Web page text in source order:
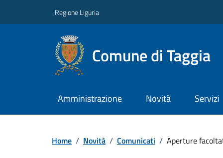
Regione Liguria
Comune di Taggia
Amministrazione Novità Servizi
Home / Novità / Comunicati / Aperture